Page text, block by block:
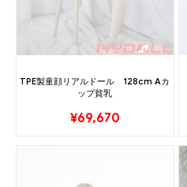
TPE製童顔リアルドール 128cm Aカ
ップ貧乳
¥69,670